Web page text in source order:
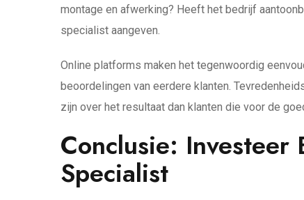
montage en afwerking? Heeft het bedrijf
specialist aangeven.
Online platforms maken het tegenwoordig
beoordelingen van eerdere klanten.
zijn over het resultaat dan klanten die voor de
Conclusie: Investeer
Specialist